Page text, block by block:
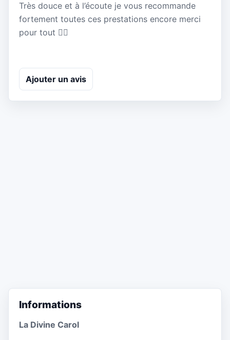
Très douce et à l’écoute je vous recommande
fortement toutes ces prestations encore merci
pour tout 👍🏻
Ajouter un avis
Informations
La Divine Carol